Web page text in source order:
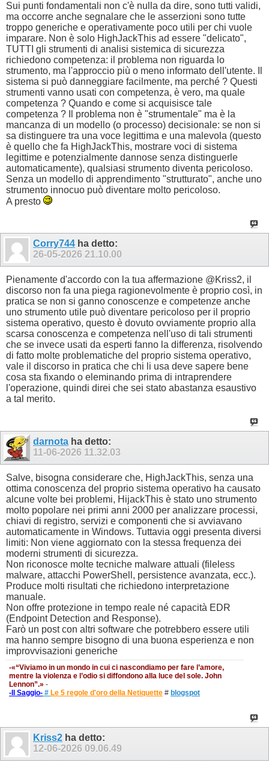
Sui punti fondamentali non c'è nulla da dire, sono tutti validi,
ma occorre anche segnalare che le asserzioni sono tutte
troppo generiche e operativamente poco utili per chi vuole
imparare. Non è solo HighJackThis ad essere "delicato",
TUTTI gli strumenti di analisi sistemica di sicurezza
richiedono competenza: il problema non riguarda lo
strumento, ma l'approccio più o meno informato dell'utente. Il
sistema si può danneggiare facilmente, ma perché ? Questi
strumenti vanno usati con competenza, è vero, ma quale
competenza ? Quando e come si acquisisce tale
competenza ? Il problema non è "strumentale" ma è la
mancanza di un modello (o processo) decisionale: se non si
sa distinguere tra una voce legittima e una malevola (questo
è quello che fa HighJackThis, mostrare voci di sistema
legittime e potenzialmente dannose senza distinguerle
automaticamente), qualsiasi strumento diventa pericoloso.
Senza un modello di apprendimento "strutturato", anche uno
strumento innocuo può diventare molto pericoloso.
A presto
Corry744 ha detto:
26-05-2026 21.10.00
Pienamente d'accordo con la tua affermazione @Kriss2, il
discorso non fa una piega ragionevolmente è proprio così, in
pratica se non si ganno conoscenze e competenze anche
uno strumento utile può diventare pericoloso per il proprio
sistema operativo, questo è dovuto ovviamente proprio alla
scarsa conoscenza e competenza nell'uso di tali strumenti
che se invece usati da esperti fanno la differenza, risolvendo
di fatto molte problematiche del proprio sistema operativo,
vale il discorso in pratica che chi li usa deve sapere bene
cosa sta fixando o eleminando prima di intraprendere
l'operazione, quindi direi che sei stato abastanza esaustivo
a tal merito.
darnota ha detto:
11-06-2026 11.32.03
Salve, bisogna considerare che, HighJackThis, senza una
ottima conoscenza del proprio sistema operativo ha causato
alcune volte bei problemi, HijackThis è stato uno strumento
molto popolare nei primi anni 2000 per analizzare processi,
chiavi di registro, servizi e componenti che si avviavano
automaticamente in Windows. Tuttavia oggi presenta diversi
limiti: Non viene aggiornato con la stessa frequenza dei
moderni strumenti di sicurezza.
Non riconosce molte tecniche malware attuali (fileless
malware, attacchi PowerShell, persistence avanzata, ecc.).
Produce molti risultati che richiedono interpretazione
manuale.
Non offre protezione in tempo reale né capacità EDR
(Endpoint Detection and Response).
Farò un post con altri software che potrebbero essere utili
ma hanno sempre bisogno di una buona esperienza e non
improvvisazioni generiche
-«“Viviamo in un mondo in cui ci nascondiamo per fare l’amore,
mentre la violenza e l’odio si diffondono alla luce del sole. John
Lennon”.» -
-Il Saggio- # Le 5 regole d'oro della Netiquette # blogspot
Kriss2 ha detto:
12-06-2026 09.06.49